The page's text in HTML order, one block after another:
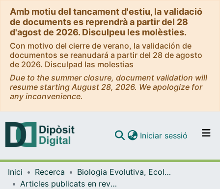
Amb motiu del tancament d'estiu, la validació
de documents es reprendrà a partir del 28
d'agost de 2026. Disculpeu les molèsties.
Con motivo del cierre de verano, la validación de
documentos se reanudará a partir del 28 de agosto
de 2026. Disculpad las molestias
Due to the summer closure, document validation will
resume starting August 28, 2026. We apologize for
any inconvenience.
Navega per tot el DD
Iniciar sessió (current)
Inici Recerca
Biologia Evolutiva, Ecologia i Ciències Ambientals
Articles publicats en revistes (Biologia Evolutiva, Ecologia i Ciències Ambientals)